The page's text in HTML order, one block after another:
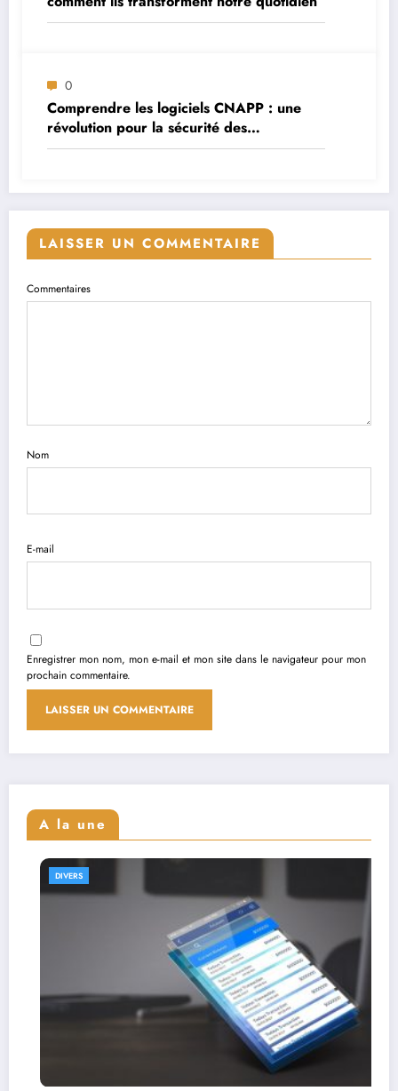
0
Comprendre les logiciels CNAPP : une
révolution pour la sécurité des
applications cloud
LAISSER UN COMMENTAIRE
Commentaires
Nom
E-mail
Enregistrer mon nom, mon e-mail et mon site dans le navigateur pour mon
prochain commentaire.
A la une
Interviews de full stack
leur parcours et expertise